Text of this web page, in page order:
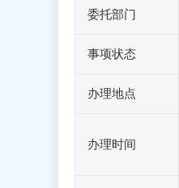
委托部门
事项状态
办理地点
办理时间